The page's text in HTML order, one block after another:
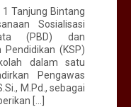
Menjadi Tuan
Perencanaan
Penyusunan
Pendidikan
Tanjung Bintang
Sosialisasi
(PBD) dan
(KSP)
dalam satu
Pengawas
M.Pd., sebagai
[…]